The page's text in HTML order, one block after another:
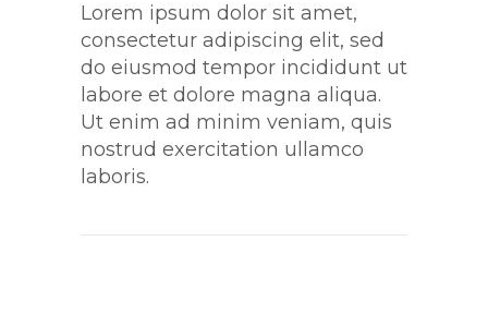
Lorem ipsum dolor sit amet,
consectetur adipiscing elit, sed
do eiusmod tempor incididunt ut
labore et dolore magna aliqua.
Ut enim ad minim veniam, quis
nostrud exercitation ullamco
laboris.